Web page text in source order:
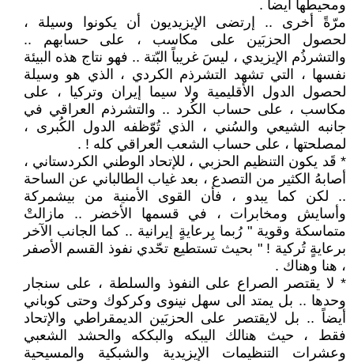
ومحيطها أيضاً .
مرّةً أخرى .. إرتضى الإيزيديون أن يكونوا وسيلة ،
لحصول الحزبَين على مكاسب ، على حسابهم ..
والتشرذُم الإيزيدي ، ليسَ غريباً البّتة .. فهو نتاج هذه البيئة
نفسها ، التي تشهد التشرذم الكردي ، الذي هو وسيلة
لحصول الدول الأقليمية ولا سيما إيران وتركيا ، على
مكاسب ، على حساب الكُرد .. والتشرذم العراقي في
جانبه الشيعي والسُني ، الذي تُوّظفه الدول الكُبرى ،
لمصلحتها ، على حساب الشعب العراقي كله ! .
* قَد يكون التنظيم الحزبي ، للإتحاد الوطني الكردستاني ،
أصابهُ الكثير من التصدع ، بعد غياب الطالباني عن الساحة
.. لكن كما يبدو ، فأن القوى الأمنية من بيشمركة
وأسايش ومخابرات ، في قسمها الأخضر .. مازالتْ
متماسكة وقوية " رُبما بِرعايةٍ إيرانية .. كما الجانب الآخر
برعايةٍ تُركية ! " بحيث تستطيع تحّدي نفوذ القسم الأصفر
، هنا وهناك .
* لا يقتصر الصراع على النفوذ والسلطة ، على سنجار
وحدها .. بل يمتد الى سهل نينوى وكركوك وحتى كوباني
أيضاً .. بل لايقتصر على الحزبَين الديمقراطي والإتحاد
فقط ، حيث هنالك اليبكه والبككه والحشد الشعبي
وعشرات التنظيمات الإيزيدية والشبكية والمسيحية